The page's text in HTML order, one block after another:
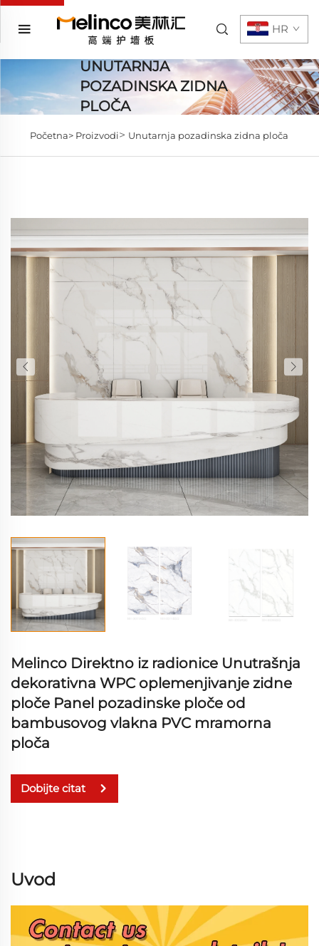
HR
UNUTARNJA
POZADINSKA ZIDNA
PLOČA
Početna> Proizvodi> Unutarnja pozadinska zidna ploča
Melinco Direktno iz radionice Unutrašnja
dekorativna WPC oplemenjivanje zidne
ploče Panel pozadinske ploče od
bambusovog vlakna PVC mramorna
ploča
Dobijte citat
Uvod